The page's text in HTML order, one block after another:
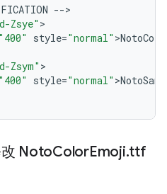
-->
Zsye" >
"400" style="normal" >
Zsym" >
"400" style="normal" >
NotoColorEmoji.ttf